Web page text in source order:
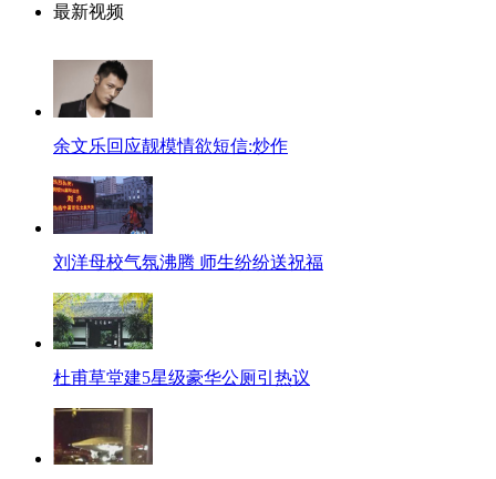
最新视频
余文乐回应靓模情欲短信:炒作
刘洋母校气氛沸腾 师生纷纷送祝福
杜甫草堂建5星级豪华公厕引热议